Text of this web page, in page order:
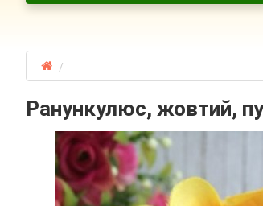
Ранункулюс, жовтий,